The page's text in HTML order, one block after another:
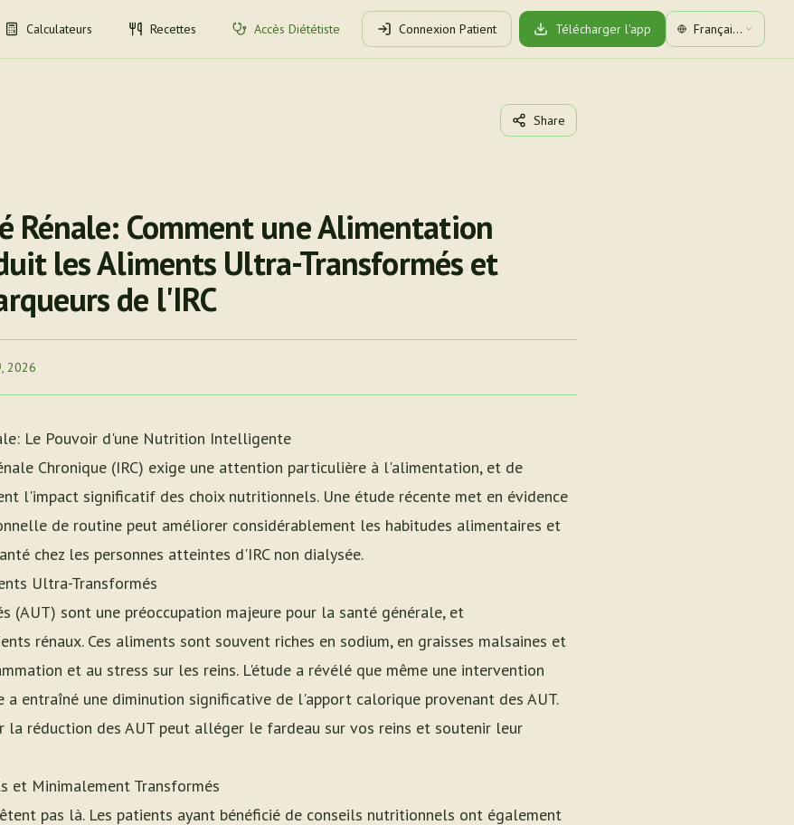
Calculateurs Recettes Accès Diététiste Connexion Patient Télécharger l'app
Français
(Canada)
Share
Rénale: Comment une Alimentation
les Aliments Ultra-Transformés et
de l'IRC
2026
Le Pouvoir d'une Nutrition Intelligente
Chronique (IRC) exige une attention particulière à l'alimentation, et de
l'impact significatif des choix nutritionnels. Une étude récente met en évidence
de routine peut améliorer considérablement les habitudes alimentaires et
chez les personnes atteintes d'IRC non dialysée.
Ultra-Transformés
(AUT) sont une préoccupation majeure pour la santé générale, et
rénaux. Ces aliments sont souvent riches en sodium, en graisses malsaines et
et au stress sur les reins. L'étude a révélé que même une intervention
entraîné une diminution significative de l'apport calorique provenant des AUT.
la réduction des AUT peut alléger le fardeau sur vos reins et soutenir leur
et Minimalement Transformés
pas là. Les patients ayant bénéficié de conseils nutritionnels ont également